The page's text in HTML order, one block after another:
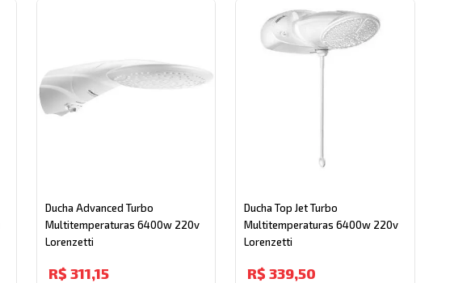
Ducha Advanced Turbo
Multitemperaturas 6400w 220v
Lorenzetti
R$ 311,15
Ducha Top Jet Turbo
Multitemperaturas 6400w 220v
Lorenzetti
R$ 339,50